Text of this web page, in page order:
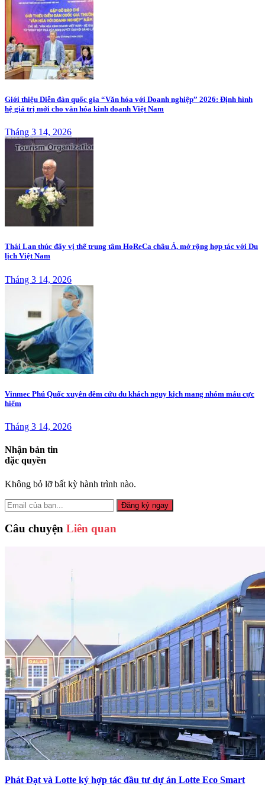
Giới thiệu Diễn đàn quốc gia “Văn hóa với Doanh nghiệp” 2026: Định hình
hệ giá trị mới cho văn hóa kinh doanh Việt Nam
Tháng 3 14, 2026
Thái Lan thúc đẩy vị thế trung tâm HoReCa châu Á, mở rộng hợp tác với Du
lịch Việt Nam
Tháng 3 14, 2026
Vinmec Phú Quốc xuyên đêm cứu du khách nguy kịch mang nhóm máu cực
hiếm
Tháng 3 14, 2026
Nhận bản tin
đặc quyền
Không bỏ lỡ bất kỳ hành trình nào.
Đăng ký ngay
Câu chuyện Liên quan
Phát Đạt và Lotte ký hợp tác đầu tư dự án Lotte Eco Smart